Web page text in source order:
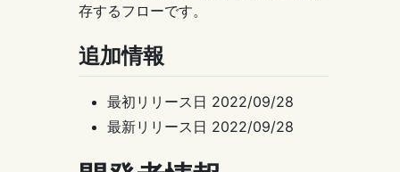
存するフローです。
追加情報
最初リリース日 2022/09/28
最新リリース日 2022/09/28